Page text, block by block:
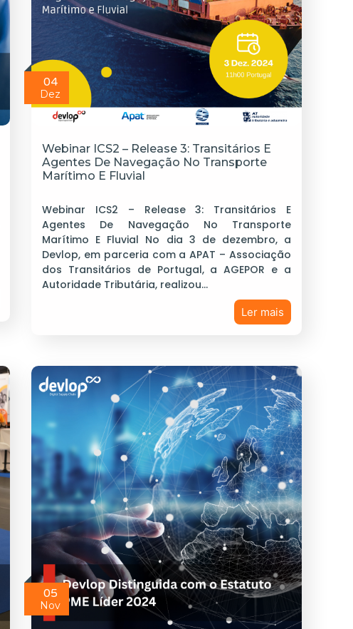
04
Dez
Webinar ICS2 – Release 3: Transitários E
Agentes De Navegação No Transporte
Marítimo E Fluvial
Webinar ICS2 – Release 3: Transitários E
Agentes De Navegação No Transporte
Marítimo E Fluvial No dia 3 de dezembro, a
Devlop, em parceria com a APAT – Associação
dos Transitários de Portugal, a AGEPOR e a
Autoridade Tributária, realizou…
Ler mais
05
Nov